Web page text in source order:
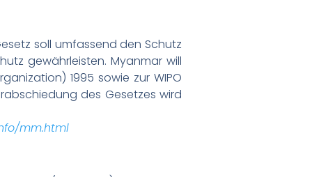
soll umfassend den Schutz
gewährleisten. Myanmar will
1995 sowie zur WIPO
des Gesetzes wird
mm.html